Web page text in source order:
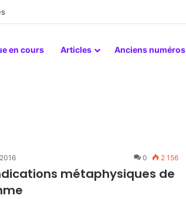
lien
en cours Articles Anciens numéros
0 2 156
métaphysiques de